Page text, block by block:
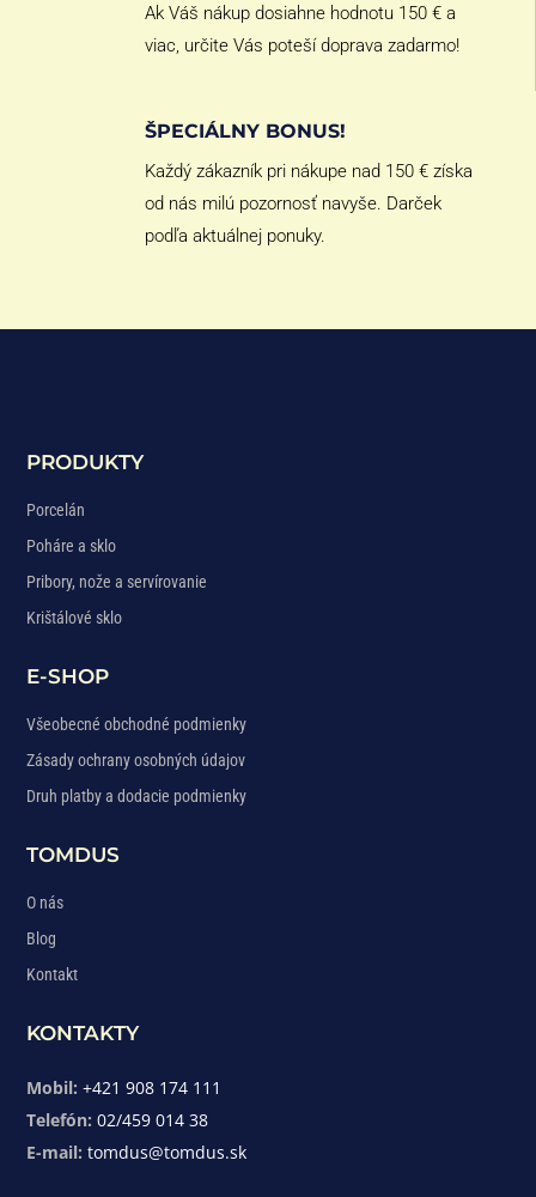
Ak Váš nákup dosiahne hodnotu 150 € a
viac, určite Vás poteší doprava zadarmo!
ŠPECIÁLNY BONUS!
Každý zákazník pri nákupe nad 150 € získa
od nás milú pozornosť navyše. Darček
podľa aktuálnej ponuky.
PRODUKTY
Porcelán
Poháre a sklo
Pribory, nože a servírovanie
Krištálové sklo
E-SHOP
Všeobecné obchodné podmienky
Zásady ochrany osobných údajov
Druh platby a dodacie podmienky
TOMDUS
O nás
Blog
Kontakt
KONTAKTY
Mobil: +421 908 174 111
Telefón: 02/459 014 38
E-mail: tomdus@tomdus.sk